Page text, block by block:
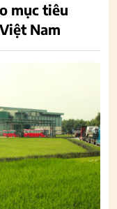
mục tiêu
Nam